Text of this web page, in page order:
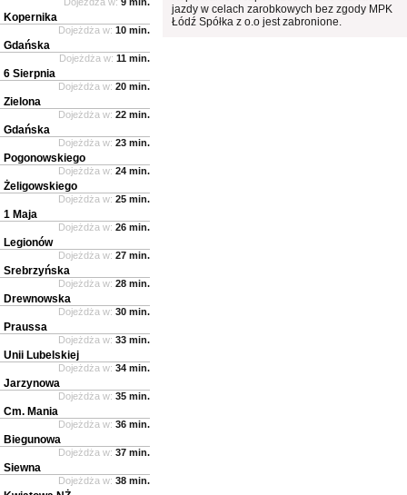
jazdy w celach zarobkowych bez zgody MPK
Łódź Spółka z o.o jest zabronione.
Kopernika
Dojeżdża w: 10 min.
Gdańska
Dojeżdża w: 11 min.
6 Sierpnia
Dojeżdża w: 20 min.
Zielona
Dojeżdża w: 22 min.
Gdańska
Dojeżdża w: 23 min.
Pogonowskiego
Dojeżdża w: 24 min.
Żeligowskiego
Dojeżdża w: 25 min.
1 Maja
Dojeżdża w: 26 min.
Legionów
Dojeżdża w: 27 min.
Srebrzyńska
Dojeżdża w: 28 min.
Drewnowska
Dojeżdża w: 30 min.
Praussa
Dojeżdża w: 33 min.
Unii Lubelskiej
Dojeżdża w: 34 min.
Jarzynowa
Dojeżdża w: 35 min.
Cm. Mania
Dojeżdża w: 36 min.
Biegunowa
Dojeżdża w: 37 min.
Siewna
Dojeżdża w: 38 min.